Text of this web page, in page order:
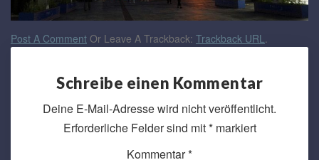
Post A Comment Or Leave A Trackback: Trackback URL.
Schreibe einen Kommentar
Deine E-Mail-Adresse wird nicht veröffentlicht.
Erforderliche Felder sind mit*markiert
Kommentar*